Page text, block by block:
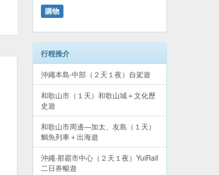
購物
行程推介
沖繩本島‧中部（２天１夜）自駕遊
和歌山市（１天）和歌山城＋文化歷
史遊
和歌山市周邊—加太、友島（１天）
鯛魚列車＋出海遊
沖繩‧那霸市中心（２天１夜）YuiRail
二日券暢遊